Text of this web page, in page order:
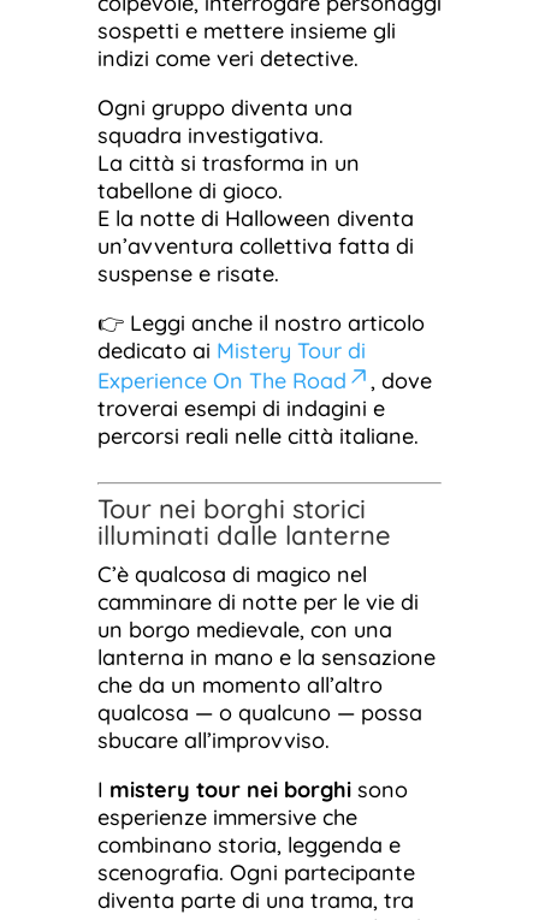
sospetti e mettere insieme gli
indizi come veri detective.
Ogni gruppo diventa una
squadra investigativa.
La città si trasforma in un
tabellone di gioco.
E la notte di Halloween diventa
un’avventura collettiva fatta di
suspense e risate.
👉 Leggi anche il nostro articolo
dedicato ai Mistery Tour di
Experience On The Road
, dove
troverai esempi di indagini e
percorsi reali nelle città italiane.
Tour nei borghi storici
illuminati dalle lanterne
C’è qualcosa di magico nel
camminare di notte per le vie di
un borgo medievale, con una
lanterna in mano e la sensazione
che da un momento all’altro
qualcosa — o qualcuno — possa
sbucare all’improvviso.
I mistery tour nei borghisono
esperienze immersive che
combinano storia, leggenda e
scenografia. Ogni partecipante
diventa parte di una trama, tra